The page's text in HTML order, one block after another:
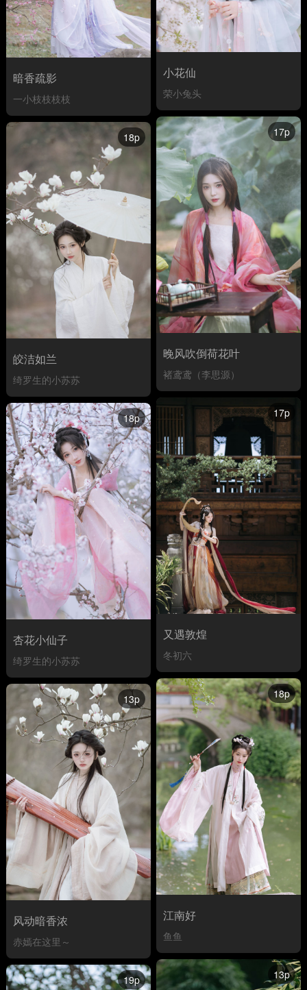
小花仙
荣小兔头
暗香疏影
一小枝枝枝枝
17p
晚风吹倒荷花叶
褚鸢鸢（李思源）
18p
皎洁如兰
绮罗生的小苏苏
17p
又遇敦煌
冬初六
18p
杏花小仙子
绮罗生的小苏苏
18p
江南好
鱼鱼
13p
风动暗香浓
赤嫣在这里～
13p
19p